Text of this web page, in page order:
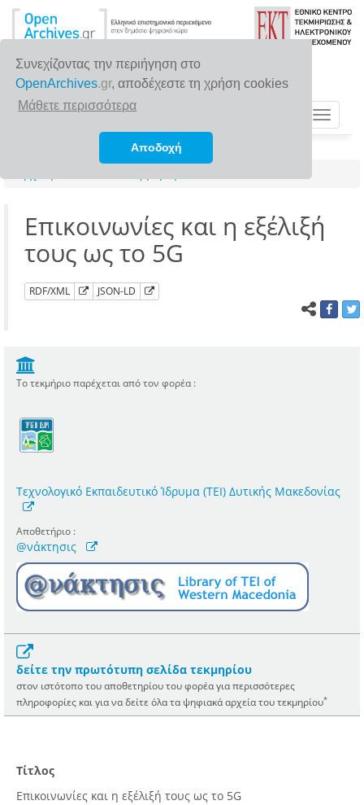
Συνεχίζοντας την περιήγηση στο
OpenArchives.gr, αποδέχεστε τη χρήση cookies
Μάθετε περισσότερα
Αποδοχή
Toggle
Επικοινωνίες και η εξέλιξή
τους ως το 5G
RDF/XML JSON-LD
Το τεκμήριο παρέχεται από τον φορέα :
Τεχνολογικό Εκπαιδευτικό Ίδρυμα (ΤΕΙ) Δυτικής Μακεδονίας
Αποθετήριο :
@νάκτησις
δείτε την πρωτότυπη σελίδα τεκμηρίου
στον ιστότοπο του αποθετηρίου του φορέα για περισσότερες
πληροφορίες και για να δείτε όλα τα ψηφιακά αρχεία του τεκμηρίου*
Τίτλος
Επικοινωνίες και η εξέλιξή τους ως το 5G